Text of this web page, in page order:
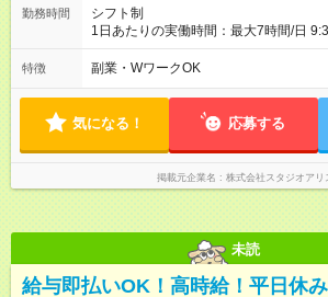
嬉しい制度です。 【試用期間】試用期間あり 試用期間の長さ：
3ヶ月 雇用形態、給与は本採用時と同じ
勤務時間
シフト制
1日あたりの実働時間：最大7時間/日
週2日～・1日4ｈ～OK ◆土日祝勤務で
特徴 副業・WワークOK
気になる！ 応募する
掲載元企業名 株式会社スタジオアリ
未読
給与即払いOK！高時給！平日休